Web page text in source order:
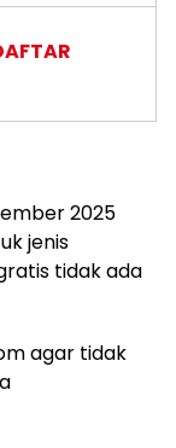
2025
jenis
tidak ada
agar tidak